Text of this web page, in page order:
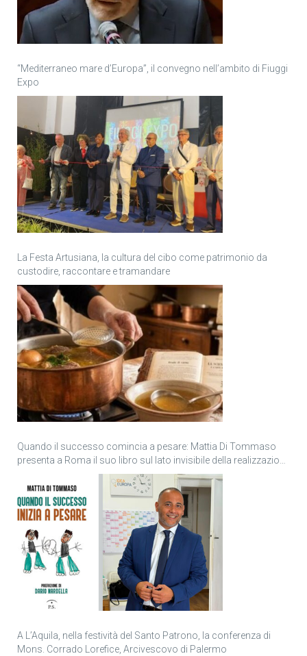
“Mediterraneo mare d’Europa”, il convegno nell’ambito di Fiuggi
Expo
La Festa Artusiana, la cultura del cibo come patrimonio da
custodire, raccontare e tramandare
Quando il successo comincia a pesare: Mattia Di Tommaso
presenta a Roma il suo libro sul lato invisibile della realizzazione
A L’Aquila, nella festività del Santo Patrono, la conferenza di
Mons. Corrado Lorefice, Arcivescovo di Palermo